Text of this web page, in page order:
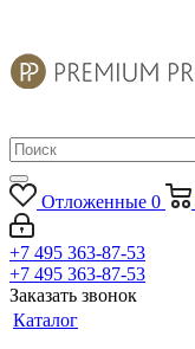
Отложенные 0
+7 495 363-87-53
+7 495 363-87-53
Заказать звонок
Каталог